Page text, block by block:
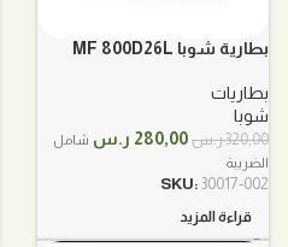
بطارية شوبا MF 800D26L
بطاريات
شوبا
320,00ر.س السعر
هو:
280,00 ر.س السعر
شامل
الضريبة
SKU: 30017-002
قراءة المزيد